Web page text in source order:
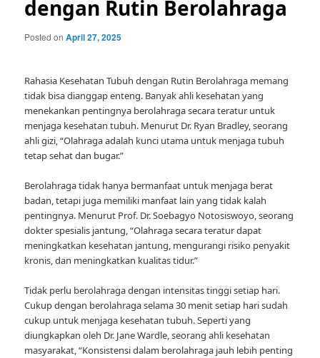
dengan Rutin Berolahraga
Posted onApril 27, 2025
Rahasia Kesehatan Tubuh dengan Rutin Berolahraga memang
tidak bisa dianggap enteng. Banyak ahli kesehatan yang
menekankan pentingnya berolahraga secara teratur untuk
menjaga kesehatan tubuh. Menurut Dr. Ryan Bradley, seorang
ahli gizi, “Olahraga adalah kunci utama untuk menjaga tubuh
tetap sehat dan bugar.”
Berolahraga tidak hanya bermanfaat untuk menjaga berat
badan, tetapi juga memiliki manfaat lain yang tidak kalah
pentingnya. Menurut Prof. Dr. Soebagyo Notosiswoyo, seorang
dokter spesialis jantung, “Olahraga secara teratur dapat
meningkatkan kesehatan jantung, mengurangi risiko penyakit
kronis, dan meningkatkan kualitas tidur.”
Tidak perlu berolahraga dengan intensitas tinggi setiap hari.
Cukup dengan berolahraga selama 30 menit setiap hari sudah
cukup untuk menjaga kesehatan tubuh. Seperti yang
diungkapkan oleh Dr. Jane Wardle, seorang ahli kesehatan
masyarakat, “Konsistensi dalam berolahraga jauh lebih penting